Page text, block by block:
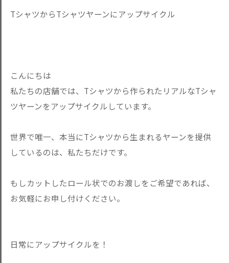
TシャツからTシャツヤーンにアップサイクル
こんにちは
私たちの店舗では、Tシャツから作られたリアルなTシャ
ツヤーンをアップサイクルしています。
世界で唯一、本当にTシャツから生まれるヤーンを提供
しているのは、私たちだけです。
もしカットしたロール状でのお渡しをご希望であれば、
お気軽にお申し付けください。
日常にアップサイクルを！